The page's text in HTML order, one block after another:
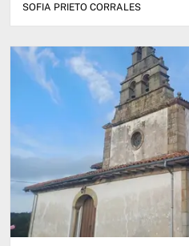
SOFIA PRIETO CORRALES